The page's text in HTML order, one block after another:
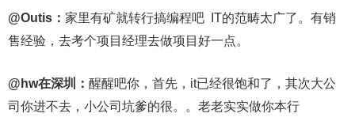
@Outis： 家里有矿就转行搞编程吧 IT的范畴太广了。有销
售经验，去考个项目经理去做项目好一点。
@hw在深圳： 醒醒吧你，首先，it已经很饱和了，其次大公
司你进不去，小公司坑爹的很。。老老实实做你本行